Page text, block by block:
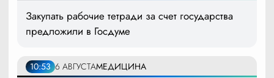
Закупать рабочие тетради за счет государства
предложили в Госдуме
10:53 6 АВГУСТАМЕДИЦИНА